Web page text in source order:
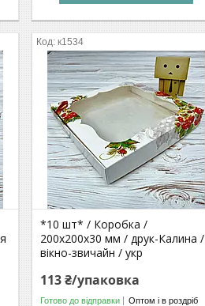
к1534
*10 шт* / Коробка /
200х200х30 мм / друк-Калина /
вікно-звичайн / укр
113 ₴/упаковка
Готово до відправки Оптом і в роздріб